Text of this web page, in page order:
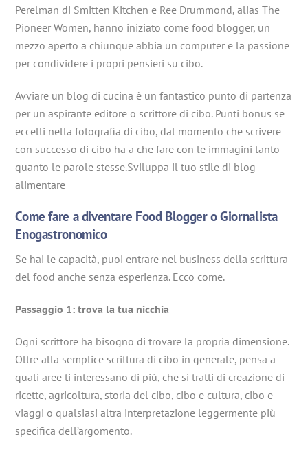
Perelman di Smitten Kitchen e Ree Drummond, alias The
Pioneer Women, hanno iniziato come food blogger, un
mezzo aperto a chiunque abbia un computer e la passione
per condividere i propri pensieri su cibo.
Avviare un blog di cucina è un fantastico punto di partenza
per un aspirante editore o scrittore di cibo. Punti bonus se
eccelli nella fotografia di cibo, dal momento che scrivere
con successo di cibo ha a che fare con le immagini tanto
quanto le parole stesse.Sviluppa il tuo stile di blog
alimentare
Come fare a diventare Food Blogger o Giornalista
Enogastronomico
Se hai le capacità, puoi entrare nel business della scrittura
del food anche senza esperienza. Ecco come.
Passaggio 1: trova la tua nicchia
Ogni scrittore ha bisogno di trovare la propria dimensione.
Oltre alla semplice scrittura di cibo in generale, pensa a
quali aree ti interessano di più, che si tratti di creazione di
ricette, agricoltura, storia del cibo, cibo e cultura, cibo e
viaggi o qualsiasi altra interpretazione leggermente più
specifica dell’argomento.